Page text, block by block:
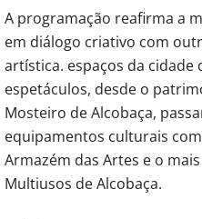
A programação reafirma a
em diálogo criativo com
artística. espaços da cidade
espetáculos, desde o
Mosteiro de Alcobaça,
equipamentos culturais
Armazém das Artes e o
Multiusos de Alcobaça.